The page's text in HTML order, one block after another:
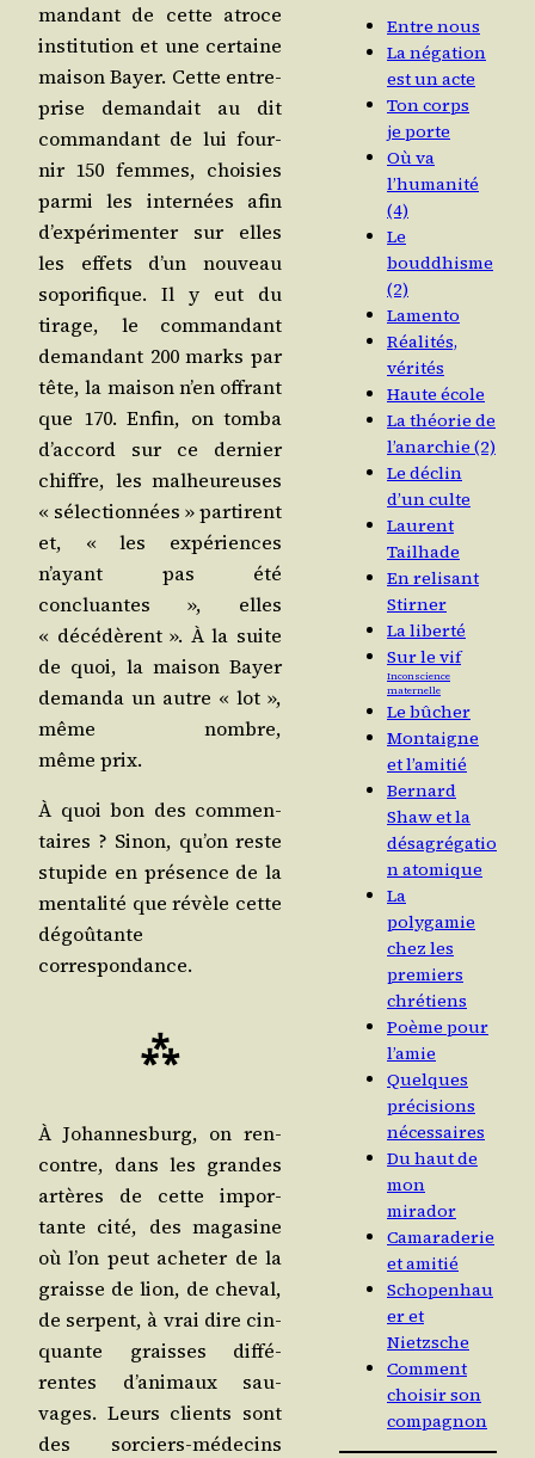
man­dant de cette atroce
ins­ti­tu­tion et une cer­taine
mai­son Bayer. Cette entre­
prise deman­dait au dit
com­man­dant de lui four­
nir 150 femmes, choi­sies
par­mi les inter­nées afin
d’ex­pé­ri­men­ter sur elles
les effets d’un nou­veau
sopo­ri­fique. Il y eut du
tirage, le com­man­dant
deman­dant 200 marks par
tête, la mai­son n’en offrant
que 170. Enfin, on tom­ba
d’ac­cord sur ce der­nier
chiffre, les mal­heu­reuses
« sélec­tion­nées » par­tirent
et, « les expé­riences
n’ayant pas été
concluantes », elles
« décé­dèrent ». À la suite
de quoi, la mai­son Bayer
deman­da un autre « lot »,
même nombre,
même prix.
À quoi bon des com­men­
taires ? Sinon, qu’on reste
stu­pide en pré­sence de la
men­ta­li­té que révèle cette
dégoû­tante
correspondance.
⁂
À Johan­nes­burg, on ren­
contre, dans les grandes
artères de cette impor­
tante cité, des maga­sine
où l’on peut ache­ter de la
graisse de lion, de che­val,
de ser­pent, à vrai dire cin­
quante graisses dif­fé­
rentes d’a­ni­maux sau­
vages. Leurs clients sont
des sor­ciers-méde­cins
Entre nous
La négation
est un acte
Ton corps
je porte
Où va
l’humanité
(4)
Le
bouddhisme
(2)
Lamento
Réalités,
vérités
Haute école
La théorie de
l’anarchie (2)
Le déclin
d’un culte
Laurent
Tailhade
En relisant
Stirner
La liberté
Sur le vif
Inconscience
maternelle
Le bûcher
Montaigne
et l’amitié
Bernard
Shaw et la
désagrégatio
n atomique
La
polygamie
chez les
premiers
chrétiens
Poème pour
l’amie
Quelques
précisions
nécessaires
Du haut de
mon
mirador
Camaraderie
et amitié
Schopenhau
er et
Nietzsche
Comment
choisir son
compagnon